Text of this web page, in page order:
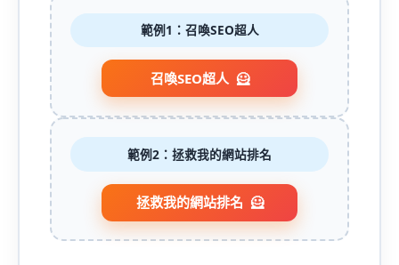
範例1：召喚SEO超人
召喚SEO超人
範例2：拯救我的網站排名
拯救我的網站排名